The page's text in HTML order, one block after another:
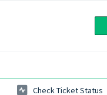
Check Ticket Status